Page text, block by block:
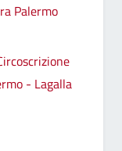
Palermo
- Lagalla